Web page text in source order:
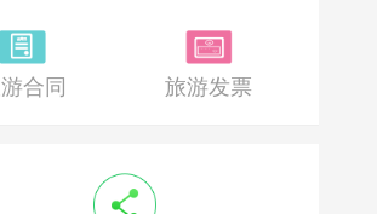
合同 旅游发票